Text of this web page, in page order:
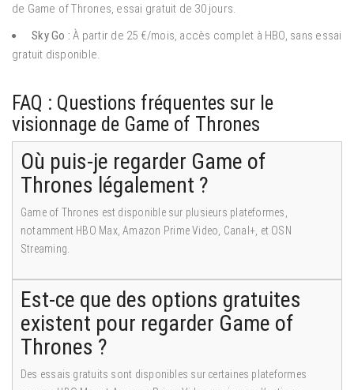
de Game of Thrones, essai gratuit de 30 jours.
Sky Go : À partir de 25 €/mois, accès complet à HBO, sans essai
gratuit disponible.
FAQ : Questions fréquentes sur le
visionnage de Game of Thrones
Où puis-je regarder Game of
Thrones légalement ?
Game of Thrones est disponible sur plusieurs plateformes,
notamment HBO Max, Amazon Prime Video, Canal+, et OSN
Streaming.
Est-ce que des options gratuites
existent pour regarder Game of
Thrones ?
Des essais gratuits sont disponibles sur certaines plateformes